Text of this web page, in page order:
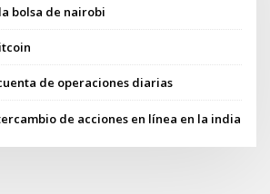
bolsa de nairobi
de operaciones diarias
de acciones en línea en la india